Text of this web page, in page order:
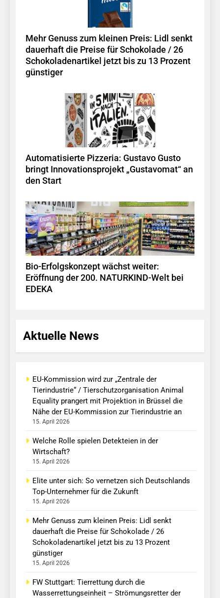
Mehr Genuss zum kleinen Preis: Lidl senkt
dauerhaft die Preise für Schokolade / 26
Schokoladenartikel jetzt bis zu 13 Prozent
günstiger
Automatisierte Pizzeria: Gustavo Gusto
bringt Innovationsprojekt „Gustavomat“ an
den Start
Bio-Erfolgskonzept wächst weiter:
Eröffnung der 200. NATURKIND-Welt bei
EDEKA
Aktuelle News
EU-Kommission wird zur „Zentrale der
Tierindustrie“ / Tierschutzorganisation Animal
Equality prangert mit Projektion in Brüssel die
Nähe der EU-Kommission zur Tierindustrie an
15. April 2026
Welche Rolle spielen Detekteien in der
Wirtschaft?
15. April 2026
Elite unter sich: So vernetzen sich Deutschlands
Top-Unternehmer für die Zukunft
15. April 2026
Mehr Genuss zum kleinen Preis: Lidl senkt
dauerhaft die Preise für Schokolade / 26
Schokoladenartikel jetzt bis zu 13 Prozent
günstiger
15. April 2026
FW Stuttgart: Tierrettung durch die
Wasserrettungseinheit – Strömungsretter der